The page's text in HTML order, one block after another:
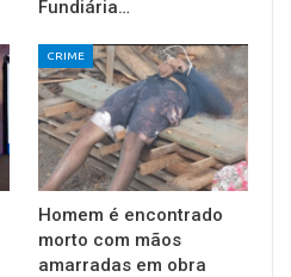
Fundiária…
CRIME
Homem é encontrado
morto com mãos
amarradas em obra